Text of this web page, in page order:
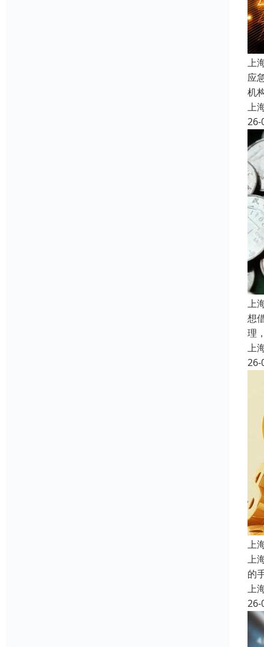
上
应
机
上
26-
上
想
理
上
26-
上
上
的
上
26-